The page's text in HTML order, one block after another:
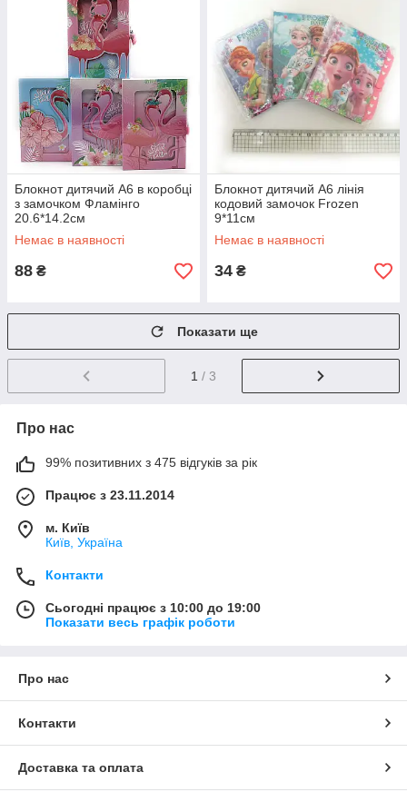
Блокнот дитячий А6 в коробці
з замочком Фламінго
20.6*14.2см
Немає в наявності
88 ₴
Блокнот дитячий А6 лінія
кодовий замочок Frozen
9*11см
Немає в наявності
34 ₴
Показати ще
1 / 3
Про нас
99% позитивних з 475 відгуків за рік
Працює з 23.11.2014
м. Київ
Київ, Україна
Контакти
Сьогодні працює з 10:00 до 19:00
Показати весь графік роботи
Про нас
Контакти
Доставка та оплата